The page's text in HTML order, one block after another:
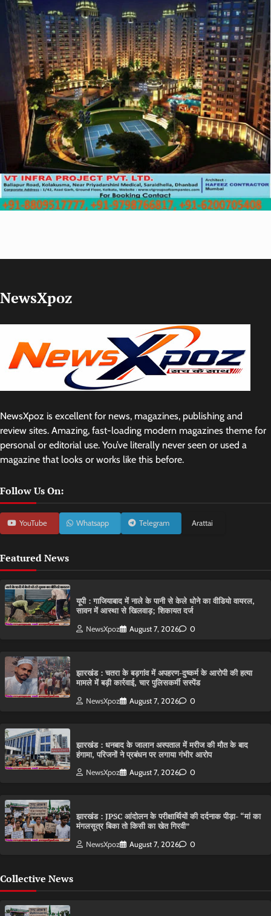
NewsXpoz
NewsXpoz is excellent for news, magazines, publishing and
review sites. Amazing, fast-loading modern magazines theme for
personal or editorial use. You’ve literally never seen or used a
magazine that looks or works like this before.
Follow Us On:
YouTube Whatsapp Telegram Arattai
Featured News
यूपी : गाजियाबाद में नाले के पानी से केले धोने का वीडियो वायरल,
सावन में आस्था से खिलवाड़; शिकायत दर्ज
NewsXpoz August 7, 2026 0
झारखंड : चतरा के बड़गांव में अपहरण-दुष्कर्म के आरोपी की हत्या
मामले में बड़ी कार्रवाई, चार पुलिसकर्मी सस्पेंड
NewsXpoz August 7, 2026 0
झारखंड : धनबाद के जालान अस्पताल में मरीज की मौत के बाद
हंगामा, परिजनों ने प्रबंधन पर लगाया गंभीर आरोप
NewsXpoz August 7, 2026 0
झारखंड : JPSC आंदोलन के परीक्षार्थियों की दर्दनाक पीड़ा- “मां का
मंगलसूत्र बिका तो किसी का खेत गिरवी”
NewsXpoz August 7, 2026 0
Collective News